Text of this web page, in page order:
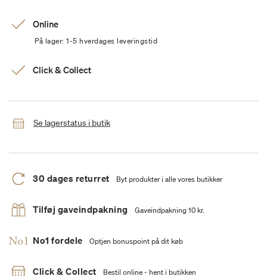
Online
På lager: 1-5 hverdages leveringstid
Click & Collect
Se lagerstatus i butik
30 dages returret Byt produkter i alle vores butikker
Tilføj gaveindpakning Gaveindpakning 10 kr.
No1 fordele Optjen bonuspoint på dit køb
Click & Collect Bestil online - hent i butikken